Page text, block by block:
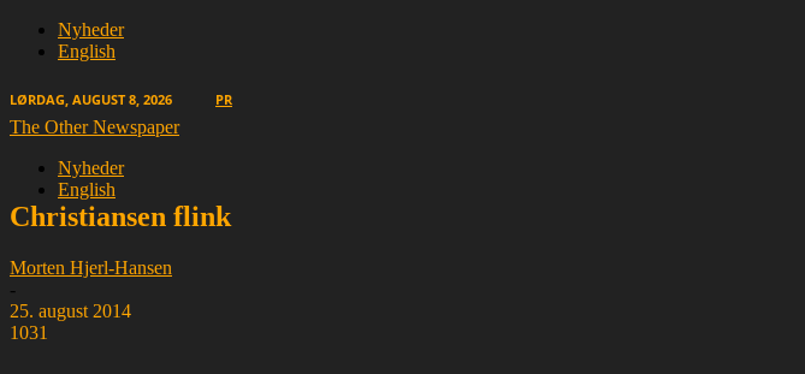
Nyheder
English
LØRDAG, AUGUST 8, 2026 PR
The Other Newspaper
Nyheder
English
Christiansen flink
Morten Hjerl-Hansen
-
25. august 2014
1031